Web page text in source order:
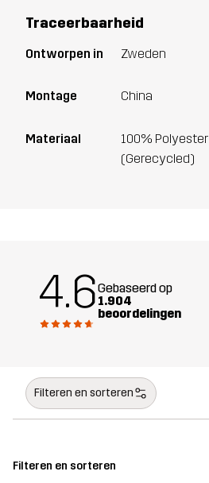
Traceerbaarheid
Ontworpen in Zweden
Montage China
Materiaal
100% Polyester
(Gerecycled)
4.6Gebaseerd op
1.904
beoordelingen
Filteren en sorteren
Filteren en sorteren